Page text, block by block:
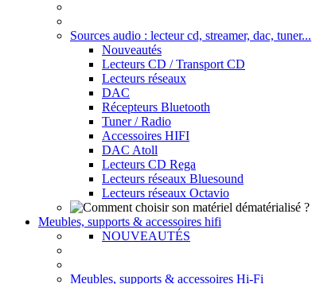
Sources audio : lecteur cd, streamer, dac, tuner...
Nouveautés
Lecteurs CD / Transport CD
Lecteurs réseaux
DAC
Récepteurs Bluetooth
Tuner / Radio
Accessoires HIFI
DAC Atoll
Lecteurs CD Rega
Lecteurs réseaux Bluesound
Lecteurs réseaux Octavio
Meubles, supports & accessoires hifi
NOUVEAUTÉS
Meubles, supports & accessoires Hi-Fi